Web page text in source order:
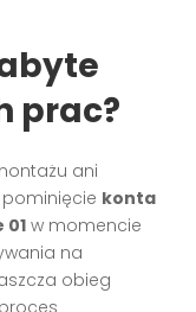
prac?
ani
konta
01w momencie
na
obieg